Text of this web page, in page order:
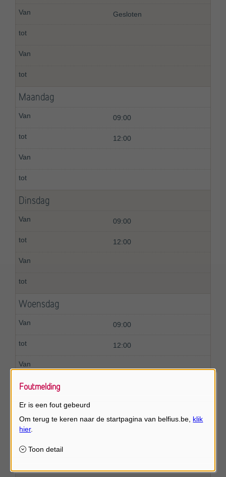
Gesloten
Maandag
09:00
12:00
Dinsdag
09:00
12:00
Woensdag
09:00
12:00
Donderdag
Foutmelding
Er is een fout gebeurd